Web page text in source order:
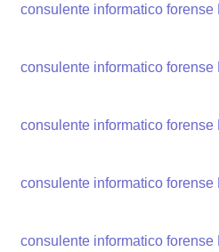
consulente informatico forense
consulente informatico forense
consulente informatico forense
consulente informatico forense
consulente informatico forense